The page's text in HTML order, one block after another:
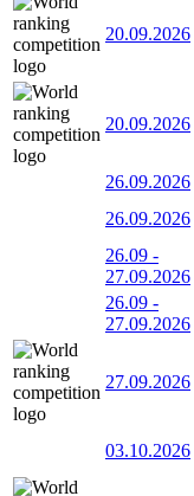
20.09.2026
20.09.2026
26.09.2026
26.09.2026
26.09 -
27.09.2026
26.09 -
27.09.2026
27.09.2026
03.10.2026